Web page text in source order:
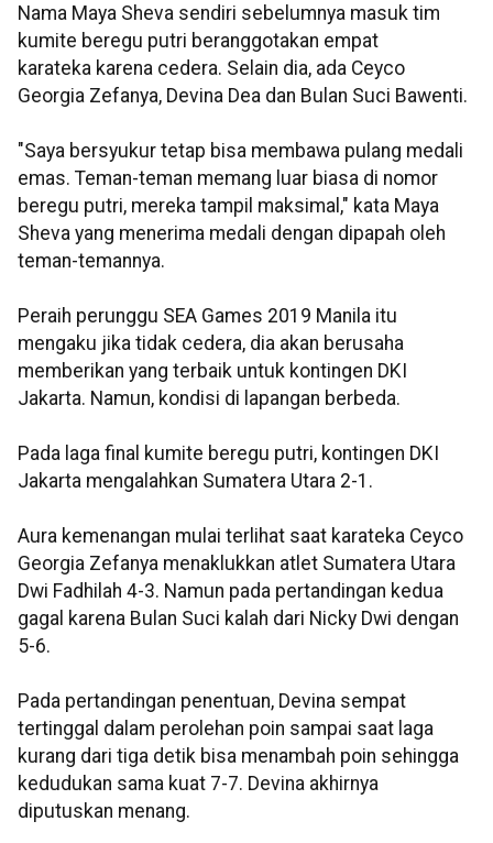
Nama Maya Sheva sendiri sebelumnya masuk tim
kumite beregu putri beranggotakan empat
karateka karena cedera. Selain dia, ada Ceyco
Georgia Zefanya, Devina Dea dan Bulan Suci Bawenti.
"Saya bersyukur tetap bisa membawa pulang medali
emas. Teman-teman memang luar biasa di nomor
beregu putri, mereka tampil maksimal," kata Maya
Sheva yang menerima medali dengan dipapah oleh
teman-temannya.
Peraih perunggu SEA Games 2019 Manila itu
mengaku jika tidak cedera, dia akan berusaha
memberikan yang terbaik untuk kontingen DKI
Jakarta. Namun, kondisi di lapangan berbeda.
Pada laga final kumite beregu putri, kontingen DKI
Jakarta mengalahkan Sumatera Utara 2-1.
Aura kemenangan mulai terlihat saat karateka Ceyco
Georgia Zefanya menaklukkan atlet Sumatera Utara
Dwi Fadhilah 4-3. Namun pada pertandingan kedua
gagal karena Bulan Suci kalah dari Nicky Dwi dengan
5-6.
Pada pertandingan penentuan, Devina sempat
tertinggal dalam perolehan poin sampai saat laga
kurang dari tiga detik bisa menambah poin sehingga
kedudukan sama kuat 7-7. Devina akhirnya
diputuskan menang.